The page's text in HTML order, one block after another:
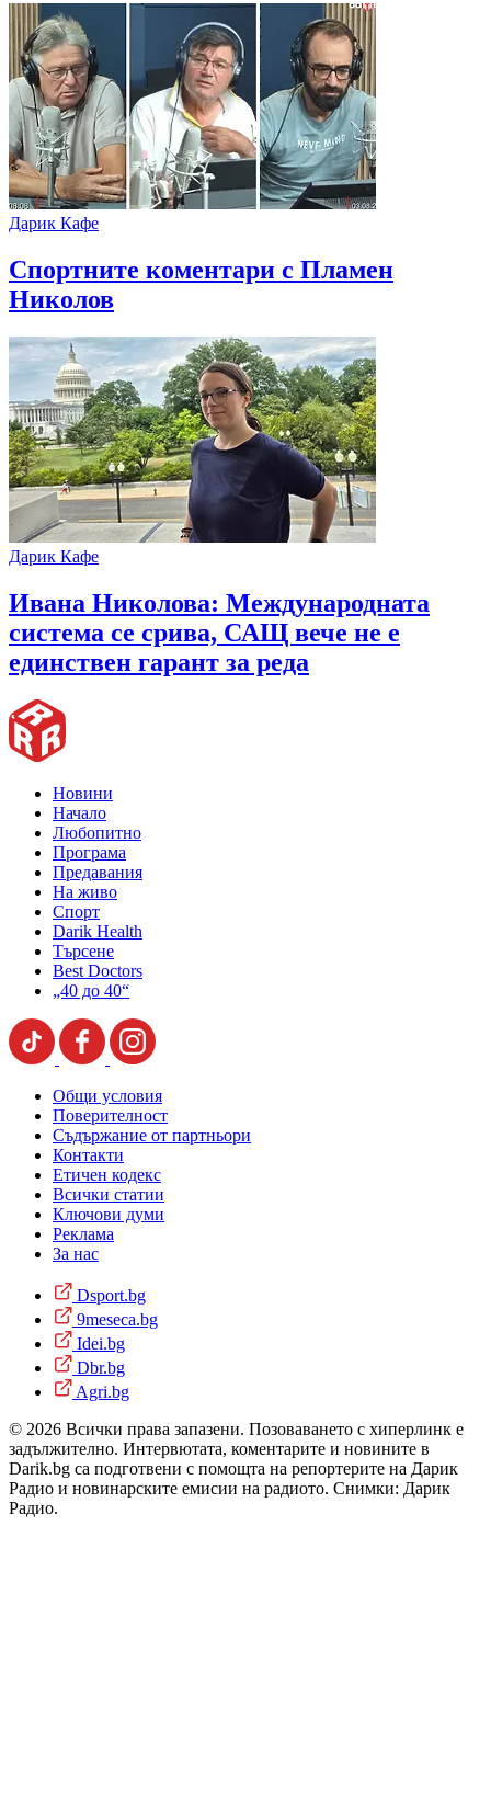
Дарик Кафе
Спортните коментари с Пламен
Николов
Дарик Кафе
Ивана Николова: Международната
система се срива, САЩ вече не е
единствен гарант за реда
Новини
Начало
Любопитно
Програма
Предавания
На живо
Спорт
Darik Health
Търсене
Best Doctors
„40 до 40“
Общи условия
Поверителност
Съдържание от партньори
Контакти
Етичен кодекс
Всички статии
Ключови думи
Реклама
За нас
Dsport.bg
9meseca.bg
Idei.bg
Dbr.bg
Agri.bg
© 2026 Всички права запазени. Позоваването с хиперлинк е
задължително. Интервютата, коментарите и новините в
Darik.bg са подготвени с помощта на репортерите на Дарик
Радио и новинарските емисии на радиото. Снимки: Дарик
Радио.